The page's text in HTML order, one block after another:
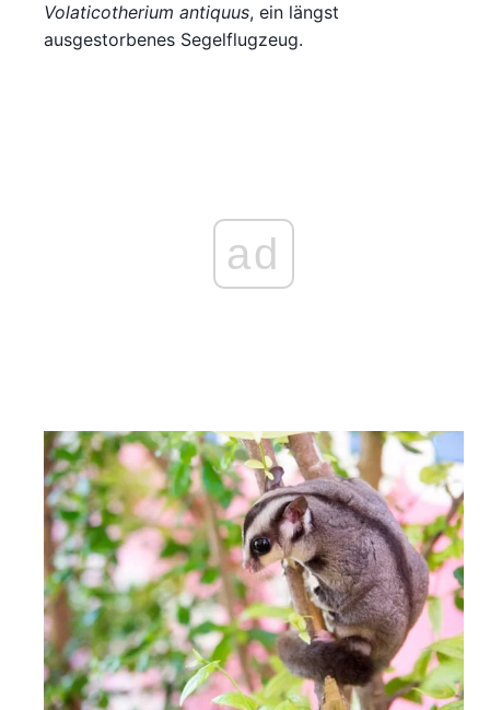
Volaticotherium antiquus, ein längst
ausgestorbenes Segelflugzeug.
ad